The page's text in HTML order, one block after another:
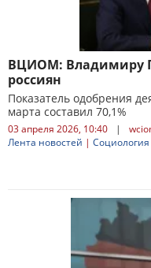
ВЦИОМ: Владимиру
россиян
Показатель одобрения
марта составил 70,1%
03 апреля 2026, 10:40 |
Лента новостей | Социология